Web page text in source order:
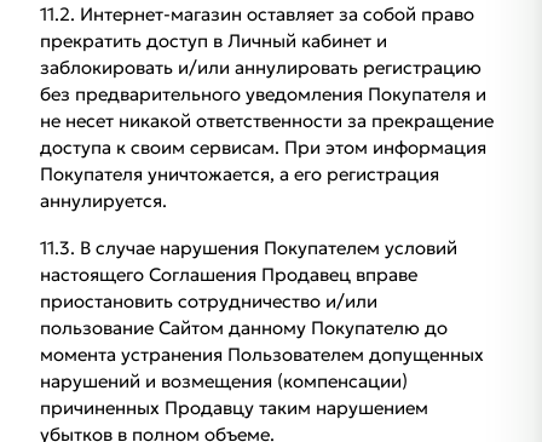
11.2. Интернет-магазин оставляет за собой право
прекратить доступ в Личный кабинет и
заблокировать и/или аннулировать регистрацию
без предварительного уведомления Покупателя и
не несет никакой ответственности за прекращение
доступа к своим сервисам. При этом информация
Покупателя уничтожается, а его регистрация
аннулируется.
11.3. В случае нарушения Покупателем условий
настоящего Соглашения Продавец вправе
приостановить сотрудничество и/или
пользование Сайтом данному Покупателю до
момента устранения Пользователем допущенных
нарушений и возмещения (компенсации)
причиненных Продавцу таким нарушением
убытков в полном объеме.